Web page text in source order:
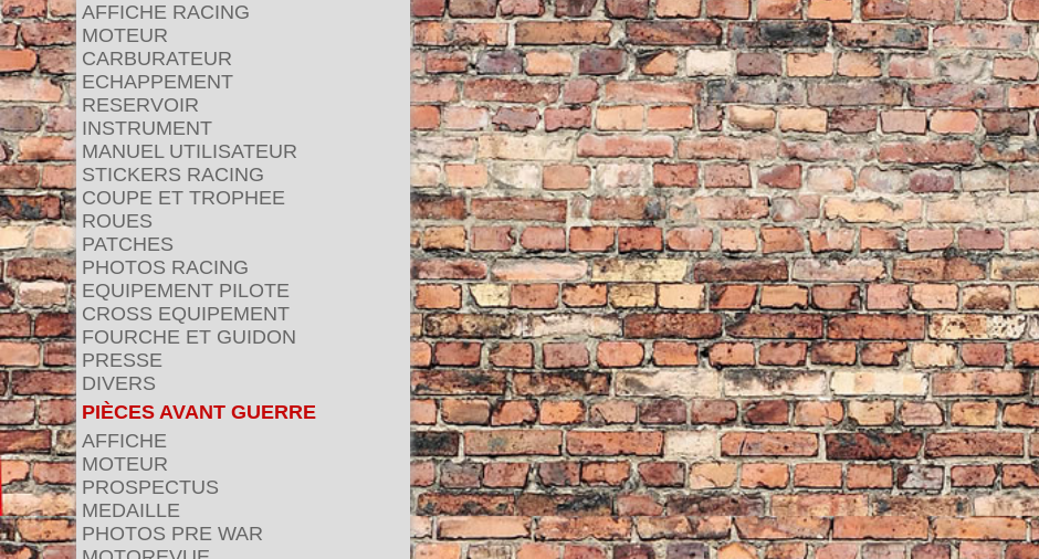
AFFICHE RACING
MOTEUR
CARBURATEUR
ECHAPPEMENT
RESERVOIR
INSTRUMENT
MANUEL UTILISATEUR
STICKERS RACING
COUPE ET TROPHEE
ROUES
PATCHES
PHOTOS RACING
EQUIPEMENT PILOTE
CROSS EQUIPEMENT
FOURCHE ET GUIDON
PRESSE
DIVERS
PIÈCES AVANT GUERRE
AFFICHE
MOTEUR
PROSPECTUS
MEDAILLE
PHOTOS PRE WAR